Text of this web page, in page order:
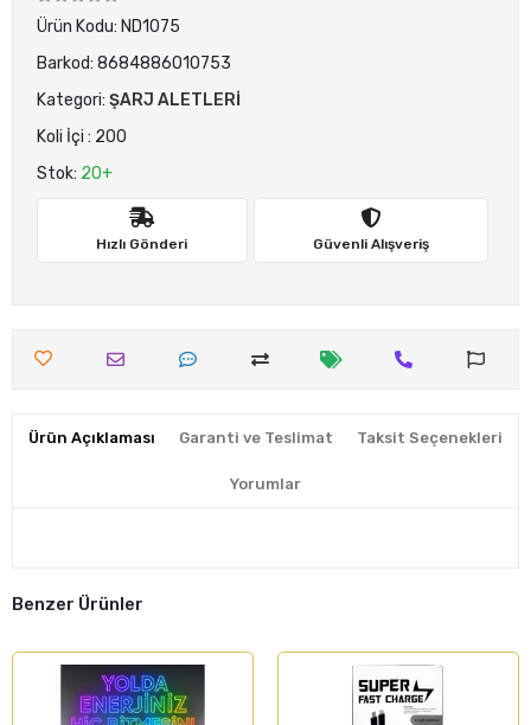
Ürün Kodu: ND1075
Barkod: 8684886010753
Kategori: ŞARJ ALETLERİ
Koli İçi : 200
Stok: 20+
Hızlı Gönderi Güvenli Alışveriş
Ürün Açıklaması Garanti ve Teslimat Taksit Seçenekleri
Yorumlar
Benzer Ürünler